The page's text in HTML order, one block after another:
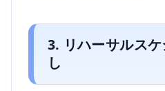
3. リハーサルス
し